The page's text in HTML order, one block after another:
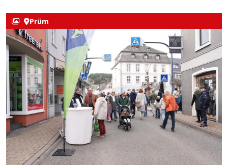
Prüm